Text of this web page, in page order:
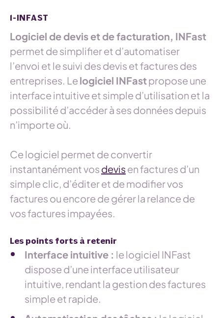
1-INFAST
Logiciel de devis et de facturation, INFast
permet de simplifier et d’automatiser
l’envoi et le suivi des devis et factures des
entreprises. Le logiciel INFastpropose une
interface intuitive et simple d’utilisation et la
possibilité d’accéder à ses données depuis
n’importe où.
Ce logiciel permet de convertir
instantanément vos devis en factures d’un
simple clic, d’éditer et de modifier vos
factures ou encore de gérer la relance de
vos factures impayées.
Les points forts à retenir
Interface intuitive : le logiciel INFast
dispose d’une interface utilisateur
intuitive, rendant la gestion des factures
simple et rapide.